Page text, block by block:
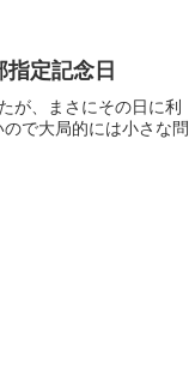
定記念日
が、まさにその日に利
で大局的には小さな問